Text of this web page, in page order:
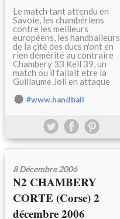
Le match tant attendu en
Savoie, les chambériens
contre les meilleurs
européens, les handballeurs
de la çité des ducs n'ont en
rien démérité au contraire
Chambery 33 Keil 39, un
match ou il fallait etre la
Guillaume Joli en attaque
#www.handball
8 Décembre 2006
N2 CHAMBERY
CORTE (Corse) 2
décembre 2006